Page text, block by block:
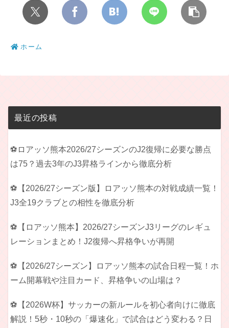
ホーム
最近の投稿
⚽ロアッソ熊本2026/27シーズンのJ2復帰に必要な勝点
は75？過去3年のJ3昇格ラインから徹底分析
⚽【2026/27シーズン版】ロアッソ熊本の対戦成績一覧！
J3全19クラブとの相性を徹底分析
⚽【ロアッソ熊本】2026/27シーズンJ3リーグのレギュ
レーションまとめ！J2復帰へ昇格争いが再開
⚽【2026/27シーズン】ロアッソ熊本の試合日程一覧！ホ
ーム開幕戦や注目カード、昇格争いの山場は？
⚽【2026W杯】サッカーの新ルールを初心者向けに徹底
解説！5秒・10秒の「爆速化」で試合はどう変わる？日